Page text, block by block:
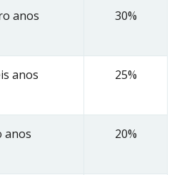
anos 30%
anos 25%
anos 20%